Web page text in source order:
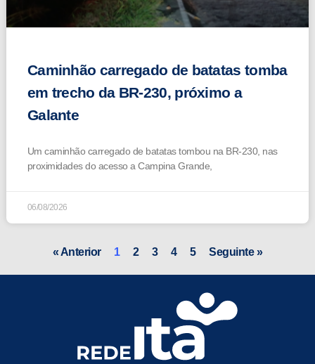
Caminhão carregado de batatas tomba
em trecho da BR-230, próximo a
Galante
Um caminhão carregado de batatas tombou na BR-230, nas
proximidades do acesso a Campina Grande,
06/08/2026
« Anterior 1 2 3 4 5 Seguinte »